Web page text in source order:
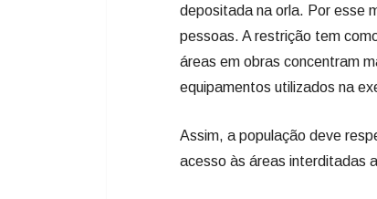
depositada na orla. Por esse
pessoas. A restrição tem
áreas em obras concentram
equipamentos utilizados na
Assim, a população deve
acesso às áreas interditadas